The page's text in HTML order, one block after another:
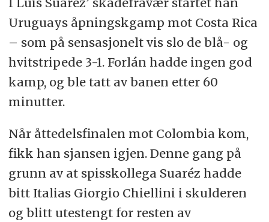
Uruguays åpningskgamp mot Costa Rica
– som på sensasjonelt vis slo de blå- og
hvitstripede 3-1. Forlán hadde ingen god
kamp, og ble tatt av banen etter 60
minutter.
Når åttedelsfinalen mot Colombia kom,
fikk han sjansen igjen. Denne gang på
grunn av at spisskollega Suaréz hadde
bitt Italias Giorgio Chiellini i skulderen
og blitt utestengt for resten av